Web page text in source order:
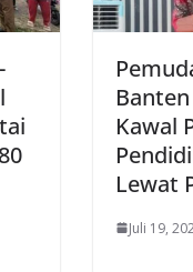
Kawal
Lewat
Juli 19,